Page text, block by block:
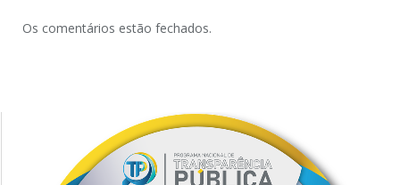
Os comentários estão fechados.